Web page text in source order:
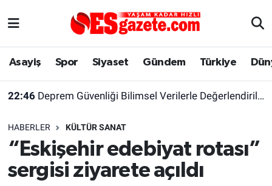
Asayiş Spor Siyaset Gündem Türkiye
22:46 Deprem Güvenliği Bilimsel Verilerle Değerlendirilmeli
HABERLER KÜLTÜR SANAT
“Eskişehir edebiyat rotası”
sergisi ziyarete açıldı
Asayiş
Gündem
Türkiye
Yaşam
Eskişehirspor Arşivi
Eskişehir Arşivi
Eskişehir Nöbetçi Eczaneler
Süper Lig Puan Durumu ve Fikstür
Tüm Manşetler